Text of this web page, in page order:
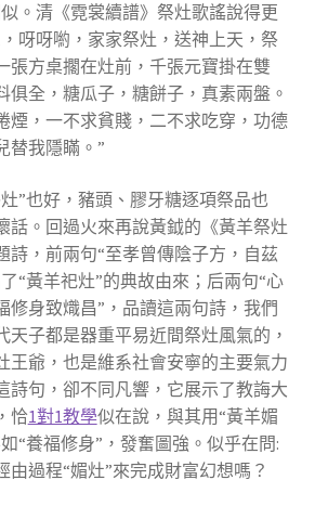
。清《霓裳續譜》祭灶歌謠說得更
呀呀喲，家家祭灶，送神上天，祭
張方桌擱在灶前，千張元寶掛在雙
俱全，糖瓜子，糖餅子，真素兩盤。
煙，一不求貧賤，二不求吃穿，功德
替我隱瞞。”
”也好，豬頭、膠牙糖逐項祭品也
話。回過火來再說黃鉞的《黃羊祭灶
詩，前兩句“至孝曾傳陰子方，自茲
“黃羊祀灶”的典故由來；后兩句“心
修身致熾昌”，品讀這兩句詩，我們
天子都是器重平易近間祭灶風氣的，
王爺，也是維系社會安寧的主要氣力
詩句，卻不同凡響，它展示了教誨大
恰1對1教學似在說，與其用“黃羊媚
“養福修身”，發奮圖強。似乎在問:
由過程“媚灶”來完成財富幻想嗎？